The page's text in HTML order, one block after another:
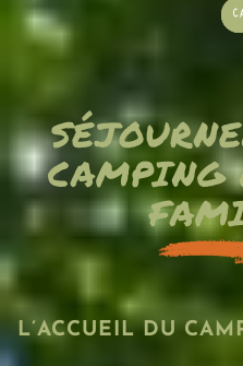
CAMPING
L’ACCUEIL DU